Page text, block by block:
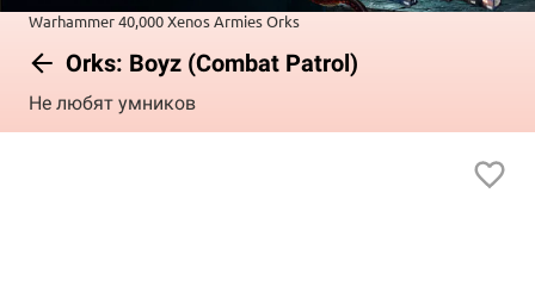
Warhammer 40,000Xenos ArmiesOrks
Orks: Boyz (Combat Patrol)
Не любят умников